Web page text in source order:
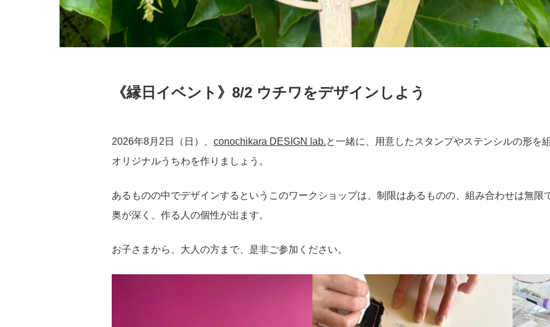
《縁日イベント》8/2 ウチワをデザインしよう
2026年8月2日（日）、 conochikara DESIGN lab.と一緒に、用意したスタンプやステンシルの形を
オリジナルうちわを作りましょう。
あるものの中でデザインするというこのワークショップは、制限はあるものの、組み合わせは無限
奥が深く、作る人の個性が出ます。
お子さまから、大人の方まで、是非ご参加ください。